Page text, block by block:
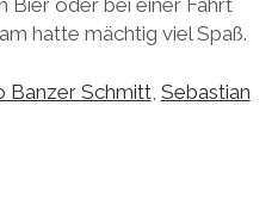
hatte mächtig viel Spaß.
Banzer Schmitt, Sebastian